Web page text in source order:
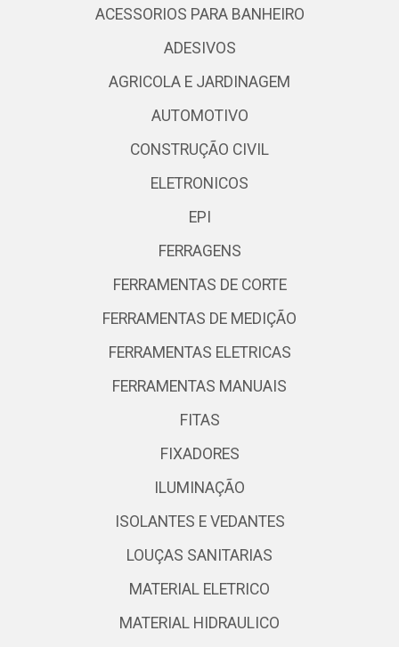
ACESSORIOS PARA BANHEIRO
ADESIVOS
AGRICOLA E JARDINAGEM
AUTOMOTIVO
CONSTRUÇÃO CIVIL
ELETRONICOS
EPI
FERRAGENS
FERRAMENTAS DE CORTE
FERRAMENTAS DE MEDIÇÃO
FERRAMENTAS ELETRICAS
FERRAMENTAS MANUAIS
FITAS
FIXADORES
ILUMINAÇÃO
ISOLANTES E VEDANTES
LOUÇAS SANITARIAS
MATERIAL ELETRICO
MATERIAL HIDRAULICO